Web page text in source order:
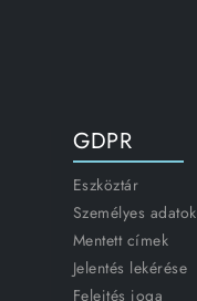
GDPR
Eszköztár
Személyes adatok
Mentett címek
Jelentés lekérése
Felejtés joga